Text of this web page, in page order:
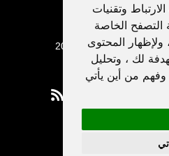
وتقنيات
التصفح الخاصة
ولإظهار المحتوى
لك ، وتحليل
من أين يأتي
© 2003 - 2022
Privacy